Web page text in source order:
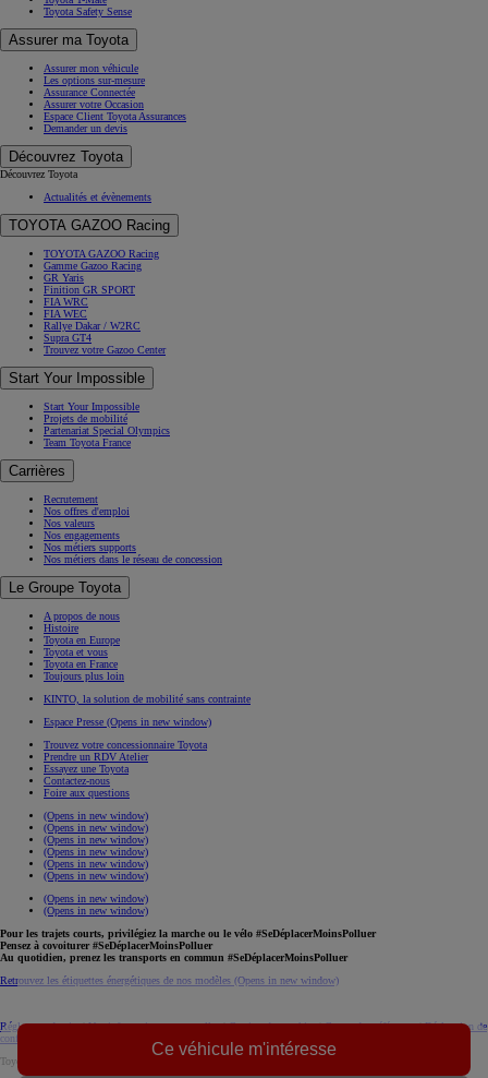
Ce véhicule m'intéresse
Toyota Safety Sense
Assurer ma Toyota
Assurer mon véhicule
Les options sur-mesure
Assurance Connectée
Assurer votre Occasion
Espace Client Toyota Assurances
Demander un devis
Découvrez Toyota
Découvrez Toyota
Actualités et évènements
TOYOTA GAZOO Racing
TOYOTA GAZOO Racing
Gamme Gazoo Racing
GR Yaris
Finition GR SPORT
FIA WRC
FIA WEC
Rallye Dakar / W2RC
Supra GT4
Trouvez votre Gazoo Center
Start Your Impossible
Start Your Impossible
Projets de mobilité
Partenariat Special Olympics
Team Toyota France
Carrières
Recrutement
Nos offres d'emploi
Nos valeurs
Nos engagements
Nos métiers supports
Nos métiers dans le réseau de concession
Le Groupe Toyota
A propos de nous
Histoire
Toyota en Europe
Toyota et vous
Toyota en France
Toujours plus loin
KINTO, la solution de mobilité sans contrainte
Espace Presse (Opens in new window)
Trouvez votre concessionnaire Toyota
Prendre un RDV Atelier
Essayez une Toyota
Contactez-nous
Foire aux questions
(Opens in new window)
(Opens in new window)
(Opens in new window)
(Opens in new window)
(Opens in new window)
(Opens in new window)
(Opens in new window)
(Opens in new window)
Pour les trajets courts, privilégiez la marche ou le vélo #SeDéplacerMoinsPolluer
Pensez à covoiturer #SeDéplacerMoinsPolluer
Au quotidien, prenez les transports en commun #SeDéplacerMoinsPolluer
Retrouvez les étiquettes énergétiques de nos modèles (Opens in new window)
Réglement du site|Vos informations personnelles|Gestion des cookies|Centre de préférences|Déclaration de
confidentialité
Toyota. Tous droits réservés. © 2026